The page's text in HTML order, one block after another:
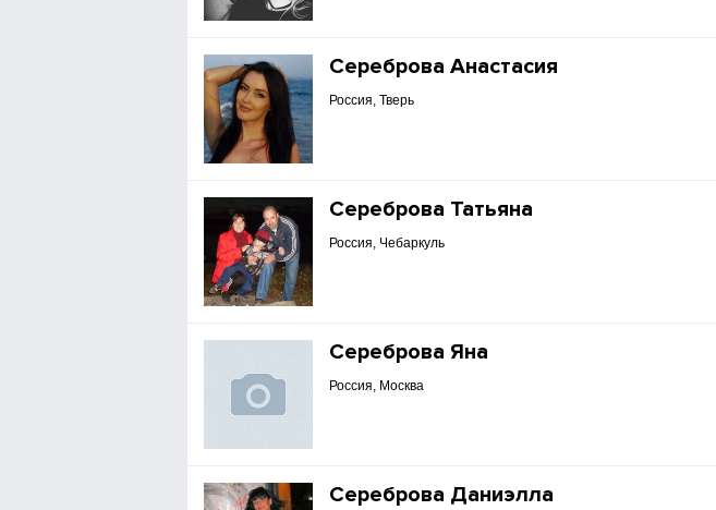
Сереброва Анастасия
Россия, Тверь
Сереброва Татьяна
Россия, Чебаркуль
Сереброва Яна
Россия, Москва
Сереброва Даниэлла